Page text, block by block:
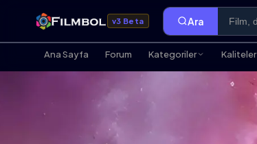
v3 Beta Ara
Ana Sayfa Forum Kategoriler Kaliteler